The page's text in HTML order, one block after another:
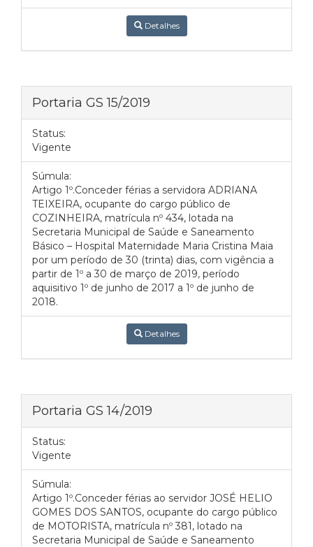
Detalhes
Portaria GS 15/2019
Status:
Vigente
Súmula:
Artigo 1º.Conceder férias a servidora ADRIANA
TEIXEIRA, ocupante do cargo público de
COZINHEIRA, matrícula nº 434, lotada na
Secretaria Municipal de Saúde e Saneamento
Básico – Hospital Maternidade Maria Cristina Maia
por um período de 30 (trinta) dias, com vigência a
partir de 1º a 30 de março de 2019, período
aquisitivo 1º de junho de 2017 a 1º de junho de
2018.
Detalhes
Portaria GS 14/2019
Status:
Vigente
Súmula:
Artigo 1º.Conceder férias ao servidor JOSÉ HELIO
GOMES DOS SANTOS, ocupante do cargo público
de MOTORISTA, matrícula nº 381, lotado na
Secretaria Municipal de Saúde e Saneamento